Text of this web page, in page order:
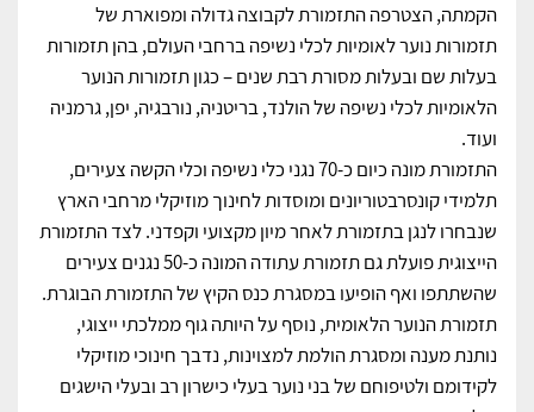
הקמתה, הצטרפה התזמורת לקבוצה גדולה ומפוארת של
תזמורות נוער לאומיות לכלי נשיפה ברחבי העולם, בהן תזמורות
בעלות שם ובעלות מסורת רבת שנים – כגון תזמורות הנוער
הלאומיות לכלי נשיפה של הולנד, בריטניה, נורבגיה, יפן, גרמניה
ועוד.
התזמורת מונה כיום כ-70 נגני כלי נשיפה וכלי הקשה צעירים,
תלמידי קונסרבטוריונים ומוסדות לחינוך מוזיקלי מרחבי הארץ
שנבחרו לנגן בתזמורת לאחר מיון מקצועי וקפדני. לצד התזמורת
הייצוגית פועלת גם תזמורת עתודה המונה כ-50 נגנים צעירים
שהשתתפו ואף הופיעו במסגרת כנס הקיץ של התזמורת הבוגרת.
תזמורת הנוער הלאומית, נוסף על היותה גוף ממלכתי ייצוגי,
נותנת מענה ומסגרת הולמת למצוינות, נדבך חינוכי מוזיקלי
לקידומם ולטיפוחם של בני נוער בעלי כישרון רב ובעלי הישגים